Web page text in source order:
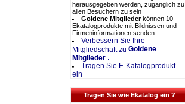
herausgegeben werden, zugänglich zu
allen Besuchern zu sein
Goldene Mitgliederkönnen 10
Ekatalogprodukte mit Bildnissen und
Firmeninformationen senden.
Verbessern Sie Ihre
Mitgliedschaft zu Goldene
Mitglieder .
Tragen Sie E-Katalogprodukt
ein
Tragen Sie wie Ekatalog ein ?